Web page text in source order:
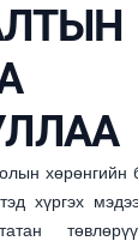
хөрөнгийн
хүргэх